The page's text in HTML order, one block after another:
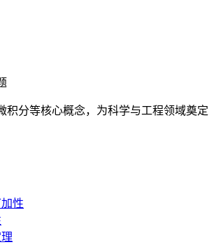
积分等核心概念，为科学与工程领域奠定
性